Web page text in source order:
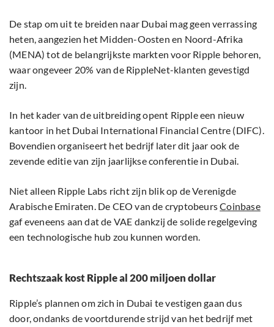
De stap om uit te breiden naar Dubai mag geen verrassing
heten, aangezien het Midden-Oosten en Noord-Afrika
(MENA) tot de belangrijkste markten voor Ripple behoren,
waar ongeveer 20% van de RippleNet-klanten gevestigd
zijn.
In het kader van de uitbreiding opent Ripple een nieuw
kantoor in het Dubai International Financial Centre (DIFC).
Bovendien organiseert het bedrijf later dit jaar ook de
zevende editie van zijn jaarlijkse conferentie in Dubai.
Niet alleen Ripple Labs richt zijn blik op de Verenigde
Arabische Emiraten. De CEO van de cryptobeursCoinbase
gaf eveneens aan dat de VAE dankzij de solide regelgeving
een technologische hub zou kunnen worden.
Rechtszaak kost Ripple al 200 miljoen dollar
Ripple’s plannen om zich in Dubai te vestigen gaan dus
door, ondanks de voortdurende strijd van het bedrijf met